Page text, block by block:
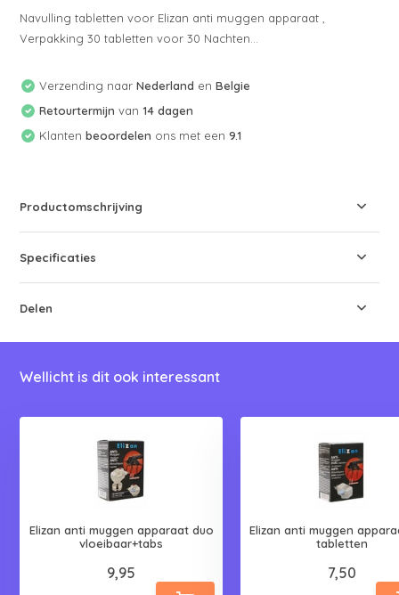
Navulling tabletten voor Elizan anti muggen apparaat ,
Verpakking 30 tabletten voor 30 Nachten...
Verzending naarNederland enBelgie
Retourtermijn van 14 dagen
Klantenbeoordelen ons met een9.1
Productomschrijving
Specificaties
Delen
Wellicht is dit ook interessant
Elizan anti muggen apparaat duo
vloeibaar+tabs
9,95
Elizan anti muggen
tabletten
7,50